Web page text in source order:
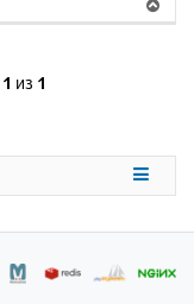
е
с
н
ч
1 из 1